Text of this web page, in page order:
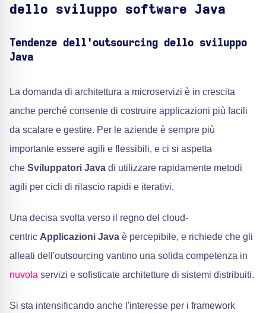
dello sviluppo software Java
Tendenze dell'outsourcing dello sviluppo
Java
La domanda di architettura a microservizi è in crescita
anche perché consente di costruire applicazioni più facili
da scalare e gestire. Per le aziende è sempre più
importante essere agili e flessibili, e ci si aspetta
che Sviluppatori Java di utilizzare rapidamente metodi
agili per cicli di rilascio rapidi e iterativi.
Una decisa svolta verso il regno del cloud-
centric Applicazioni Java è percepibile, e richiede che gli
alleati dell'outsourcing vantino una solida competenza in
nuvola servizi e sofisticate architetture di sistemi distribuiti.
Si sta intensificando anche l'interesse per i framework